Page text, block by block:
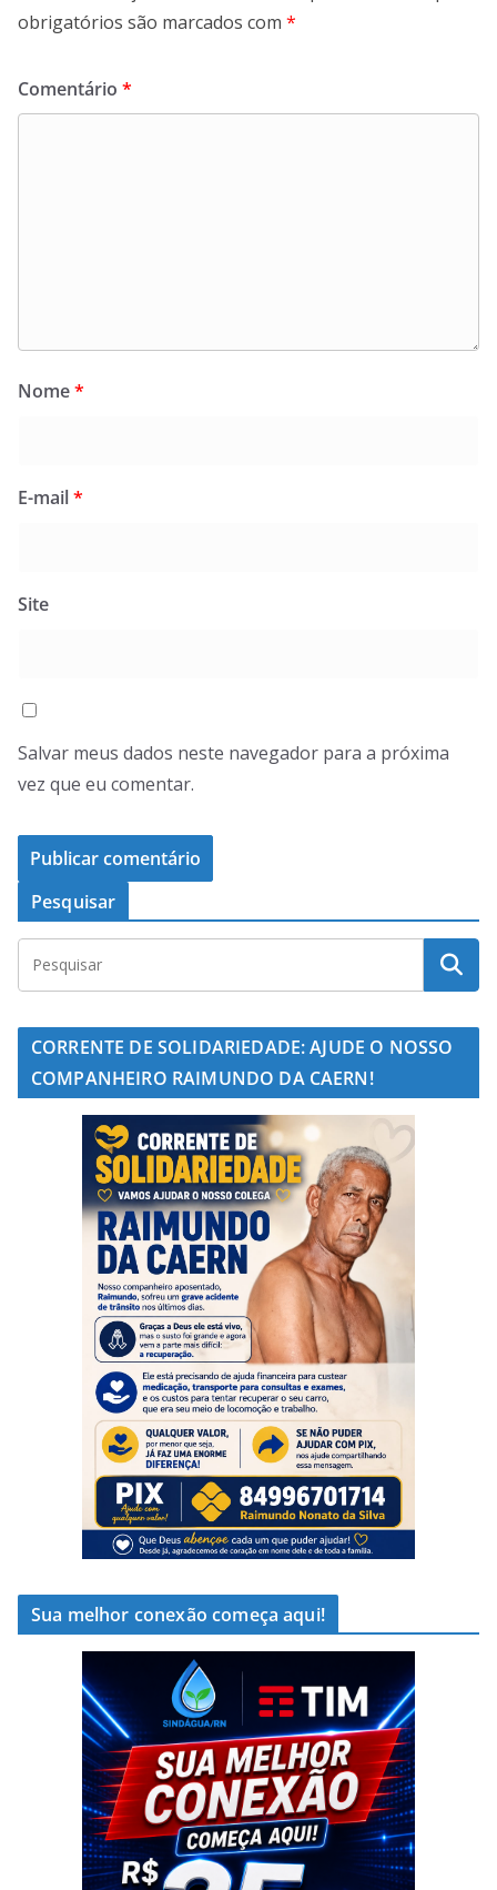
obrigatórios são marcados com *
Comentário *
Nome*
E-mail*
Site
Salvar meus dados neste navegador para a próxima
vez que eu comentar.
Pesquisar
CORRENTE DE SOLIDARIEDADE: AJUDE O NOSSO
COMPANHEIRO RAIMUNDO DA CAERN!
Sua melhor conexão começa aqui!